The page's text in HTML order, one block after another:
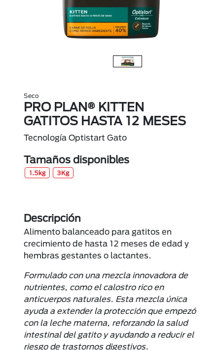
Seco
PRO PLAN® KITTEN
GATITOS HASTA 12 MESES
Tecnología Optistart Gato
Tamaños disponibles
1.5kg 3Kg
Descripción
Alimento balanceado para gatitos en
crecimiento de hasta 12 meses de edad y
hembras gestantes o lactantes.
Formulado con una mezcla innovadora de
nutrientes, como el calostro rico en
anticuerpos naturales. Esta mezcla única
ayuda a extender la protección que empezó
con la leche materna, reforzando la salud
intestinal del gatito y ayudando a reducir el
riesgo de trastornos digestivos.